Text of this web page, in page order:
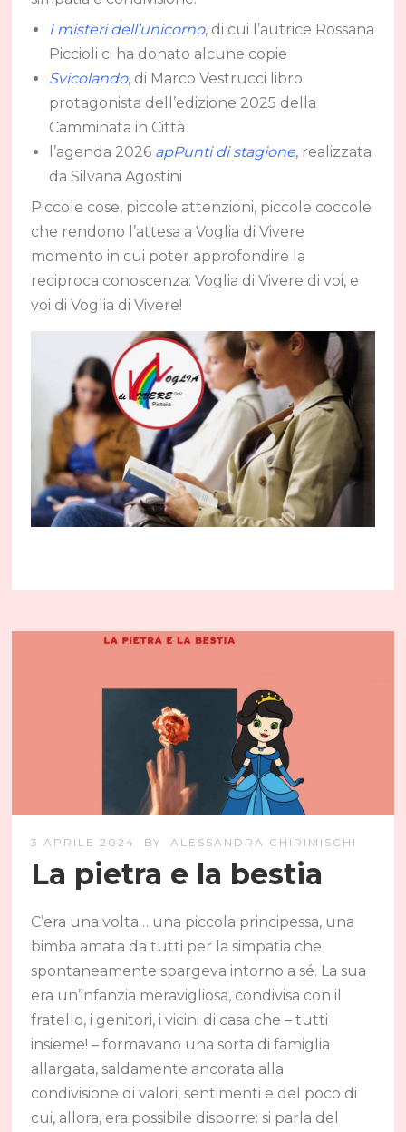
I misteri dell’unicorno, di cui l’autrice Rossana
Piccioli ci ha donato alcune copie
Svicolando, di Marco Vestrucci libro
protagonista dell’edizione 2025 della
Camminata in Città
l’agenda 2026 apPunti di stagione, realizzata
da Silvana Agostini
Piccole cose, piccole attenzioni, piccole coccole
che rendono l’attesa a Voglia di Vivere
momento in cui poter approfondire la
reciproca conoscenza: Voglia di Vivere di voi, e
voi di Voglia di Vivere!
3 APRILE 2024 BY ALESSANDRA CHIRIMISCHI
La pietra e la bestia
C’era una volta… una piccola principessa, una
bimba amata da tutti per la simpatia che
spontaneamente spargeva intorno a sé. La sua
era un’infanzia meravigliosa, condivisa con il
fratello, i genitori, i vicini di casa che – tutti
insieme! – formavano una sorta di famiglia
allargata, saldamente ancorata alla
condivisione di valori, sentimenti e del poco di
cui, allora, era possibile disporre: si parla del